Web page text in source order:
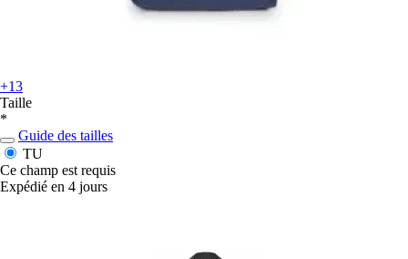
+13
Taille
*
Guide des tailles
TU
Ce champ est requis
Expédié en 4 jours